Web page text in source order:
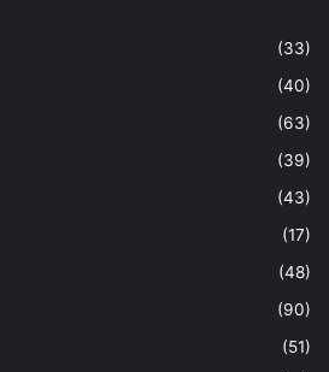
(33)
(40)
(63)
(39)
(43)
(17)
(48)
(90)
(51)